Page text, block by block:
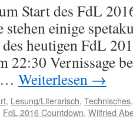
3
Start des FdL
stehen einige
heutigen FdL
22:30 Vernissage
… Weiterlesen →
, Lesung/Literarisch, Technisches
FdL 2016 Countdown, Wilfried